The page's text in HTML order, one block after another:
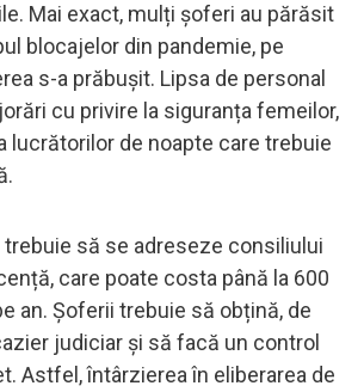
Mai exact, mulți șoferi au părăsit
blocajelor din pandemie, pe
s-a prăbușit. Lipsa de personal
cu privire la siguranța femeilor,
lucrătorilor de noapte care trebuie
trebuie să se adreseze consiliului
care poate costa până la 600
an. Șoferii trebuie să obțină, de
judiciar și să facă un control
Astfel, întârzierea în eliberarea de